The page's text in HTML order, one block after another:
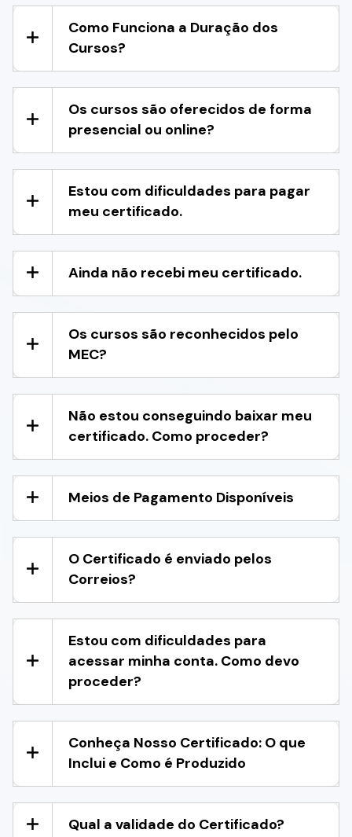
Como Funciona a Duração dos
Cursos?
Os cursos são oferecidos de forma
presencial ou online?
Estou com dificuldades para pagar
meu certificado.
Ainda não recebi meu certificado.
Os cursos são reconhecidos pelo
MEC?
Não estou conseguindo baixar meu
certificado. Como proceder?
Meios de Pagamento Disponíveis
O Certificado é enviado pelos
Correios?
Estou com dificuldades para
acessar minha conta. Como devo
proceder?
Conheça Nosso Certificado: O que
Inclui e Como é Produzido
Qual a validade do Certificado?